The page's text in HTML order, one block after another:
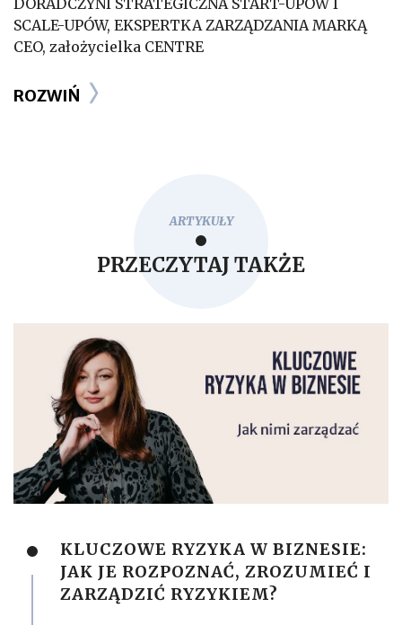
SCALE-UPÓW, EKSPERTKA ZARZĄDZANIA MARKĄ
CEO, założycielka CENTRE
ROZWIŃ
ARTYKUŁY
PRZECZYTAJ TAKŻE
KLUCZOWE RYZYKA W BIZNESIE:
JAK JE ROZPOZNAĆ, ZROZUMIEĆ I
ZARZĄDZIĆ RYZYKIEM?